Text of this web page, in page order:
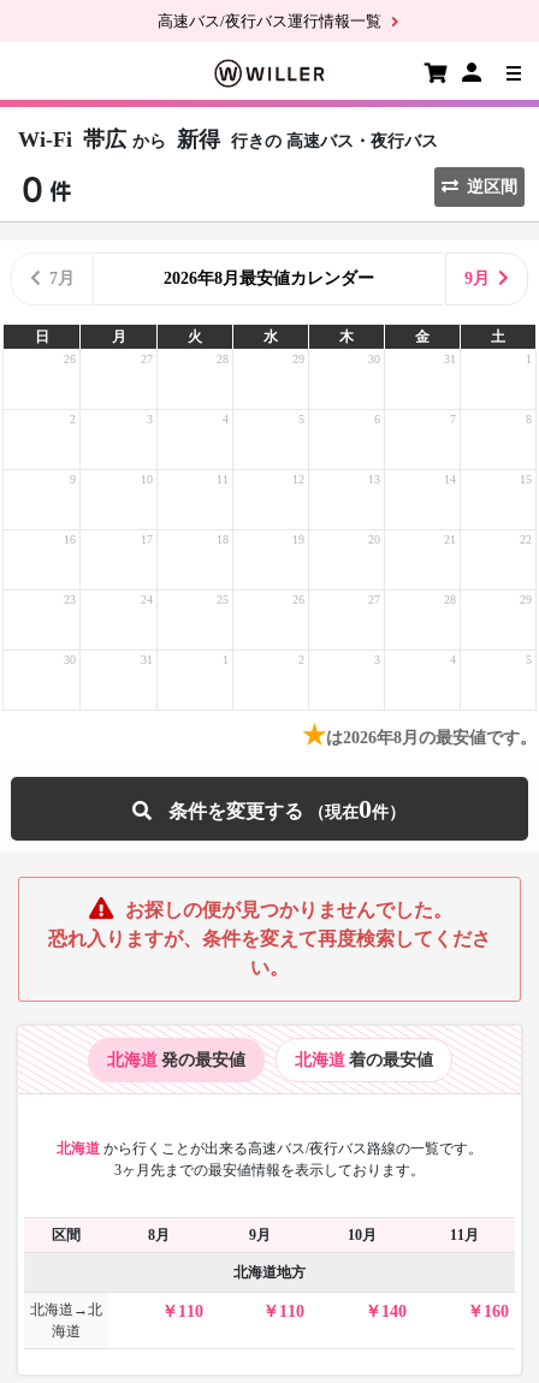
高速バス/夜行バス運行情報一覧
Wi-Fi 帯広 から 新得 行きの 高速バス・夜行バス
逆区間
7月 2026年8月最安値カレンダー 9月
日 月 火 水 木 金 土
26 27 28 29 30 31 1
2 3 4 5 6 7 8
9 10 11 12 13 14 15
16 17 18 19 20 21 22
23 24 25 26 27 28 29
30 31 1 2 3 4 5
★は2026年8月の最安値です。
条件を変更する 0
お探しの便が見つかりませんでした。
恐れ入りますが、条件を変えて再度検索してくださ
い。
北海道 発の最安値 北海道 着の最安値
北海道 から行くことが出来る高速バス/夜行バス路線の一覧です。
3ヶ月先までの最安値情報を表示しております。
区間 8月 9月 10月 11月
北海道地方
北海道→北
海道
110 110 140 160